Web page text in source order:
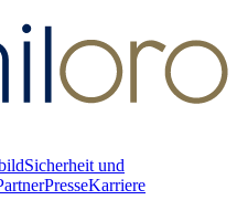
Sicherheit und
PresseKarriere